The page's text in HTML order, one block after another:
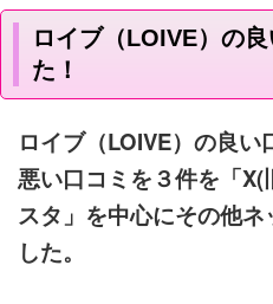
ロイブ（LOIVE）の
た！
ロイブ（LOIVE）の良
悪い口コミを３件を「
スタ」を中心にその他
した。